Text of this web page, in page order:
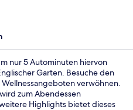
nur 5 Autominuten hiervon
Garten. Besuche den
verwöhnen.
zum Abendessen
Highlights bietet dieses